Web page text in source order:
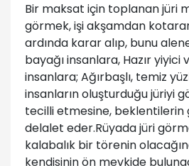
Bir maksat için toplanan jüri
görmek, işi akşamdan
ardında karar alıp, bunu
bayağı insanlara, Hazır yiyici
insanlara; Ağırbaşlı, temiz
insanların oluşturduğu jüriyi
tecilli etmesine, beklentilerin
delalet eder.Rüyada jüri
kalabalık bir törenin
kendisinin ön mevkide